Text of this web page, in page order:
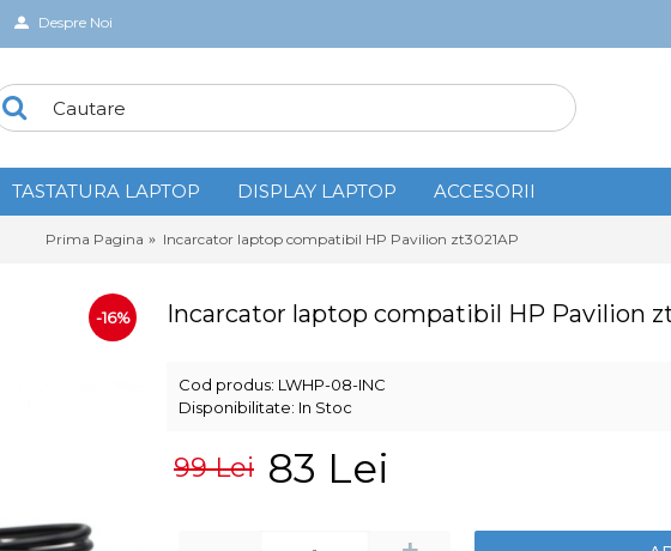
Despre Noi
TASTATURA LAPTOP DISPLAY LAPTOP ACCESORII
Prima Pagina Incarcator laptop compatibil HP Pavilion zt3021AP
-16% Incarcator laptop compatibil HP Pavilion
Cod produs: LWHP-08-INC
Disponibilitate: In Stoc
99 Lei 83 Lei